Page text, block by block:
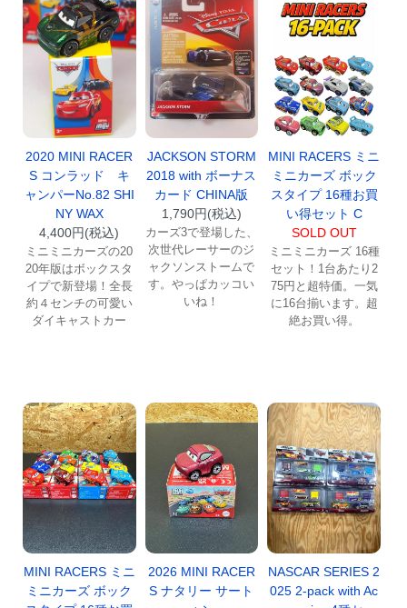
2020 MINI RACER
S コンラッド キ
ャンパーNo.82 SHI
NY WAX
4,400円(税込)
ミニミニカーズの20
20年版はボックスタ
イプで新登場！全長
約４センチの可愛い
ダイキャストカー
JACKSON STORM
2018 with ボーナス
カード CHINA版
1,790円(税込)
カーズ3で登場した、
次世代レーサーのジ
ャクソンストームで
す。やっぱカッコい
いね！
MINI RACERS ミニ
ミニカーズ ボック
スタイプ 16種お買
い得セット C
SOLD OUT
ミニミニカーズ 16種
セット！1台あたり2
75円と超特価。一気
に16台揃います。超
絶お買い得。
MINI RACERS ミニ
ミニカーズ ボック
2026 MINI RACER
S ナタリー サート
NASCAR SERIES 2
025 2-pack with Ac